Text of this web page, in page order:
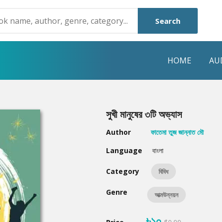
Search
HOME
Humayun Ahmed
Mouri Morium
Hot & New
সুখী মানুষের ৩টি অভ্যাস
Author
ফাতেমা তুজ জান্নাত মৌ
Language
বাংলা
Category বিবিধ
Genre আত্মউন্নয়ন